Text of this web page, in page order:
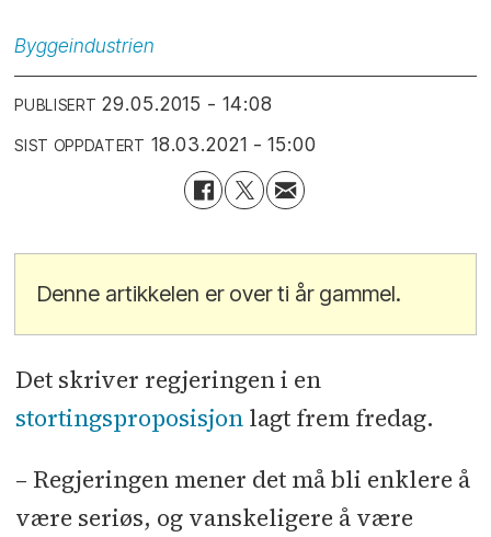
Byggeindustrien
PUBLISERT 29.05.2015 - 14:08
SIST OPPDATERT 18.03.2021 - 15:00
Denne artikkelen er over ti år gammel.
Det skriver regjeringen i en
stortingsproposisjonlagt frem fredag.
– Regjeringen mener det må bli enklere å
være seriøs, og vanskeligere å være